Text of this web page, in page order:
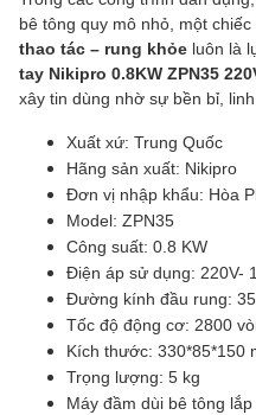
bê tông quy mô nhỏ, một chiếc
thao tác – rung khỏe luôn là
tay Nikipro 0.8KW ZPN35
xây tin dùng nhờ sự bền bỉ,
Xuất xứ: Trung Quốc
Hãng sản xuất: Nikipro
Đơn vị nhập khẩu: Hòa
Model: ZPN35
Công suất: 0.8 KW
Điện áp sử dụng: 220V-
Đường kính đầu rung:
Tốc độ động cơ: 2800
Kích thước: 330*85*150
Trọng lượng: 5 kg
Máy đầm dùi bê tông